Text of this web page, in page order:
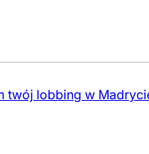
twój lobbing w